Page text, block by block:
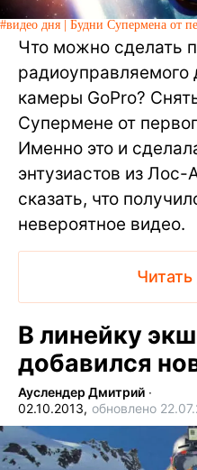
#видео дня | Будни Супермена от
Что можно сделать
камеры GoPro?
Супермене от
Именно это и
энтузиастов из
сказать, что
невероятное видео.
В линейку
добавился
Ауслендер Дмитрий ∙
02.10.2013, обновлено